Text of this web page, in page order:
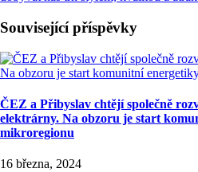
Související příspěvky
ČEZ a Přibyslav chtějí společně
elektrárny. Na obzoru je start
mikroregionu
16 března, 2024